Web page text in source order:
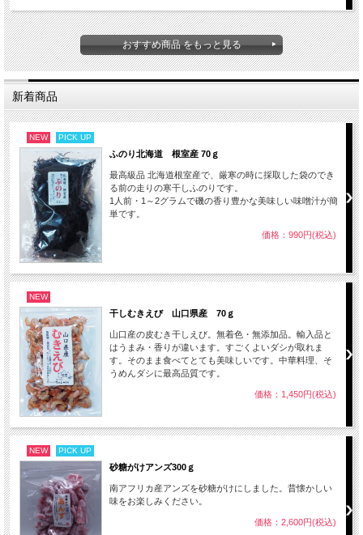
おすすめ商品 をもっと見る
新着商品
NEW PICK UP
ふのり北海道 根室産 70ｇ
最高級品 北海道根室産で、厳寒の時に採取した袋のでき
る前の走りの寒干しふのりです。
1人前・1～2グラムで磯の香り豊かな美味しい味噌汁が簡
単です。
価格：990円(税込)
NEW
干しむきえび 山口県産 70ｇ
山口産の皮むき干しえび。無着色・無添加品。輸入品と
はうまみ・香りが違います。すごくよいダシが取れま
す。そのまま食べてとても美味しいです。中華料理、そ
うめんダシに最高品質です。
価格：1,450円(税込)
NEW PICK UP
砂糖がけアンズ300ｇ
南アフリカ産アンズを砂糖がけにしました。昔懐かしい
味をお楽しみください。
価格：2,600円(税込)